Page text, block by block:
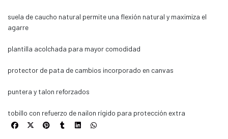
suela de caucho natural permite una flexión natural y maximiza el
agarre
plantilla acolchada para mayor comodidad
protector de pata de cambios incorporado en canvas
puntera y talon reforzados
tobillo con refuerzo de nailon rígido para protección extra